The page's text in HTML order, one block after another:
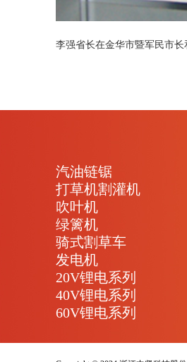
李强省长在金华市暨军民市
汽油链锯
打草机割灌机
吹叶机
绿篱机
骑式割草车
发电机
20V锂电系列
40V锂电系列
60V锂电系列